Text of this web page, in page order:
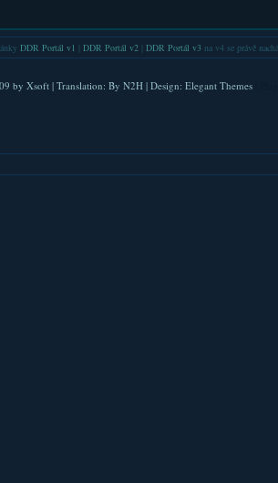
DDR Portál v1 DDR Portál v2| DDR Portál v3na v4 se právě
by Xsoft| Translation: By N2H| Design: Elegant Themes